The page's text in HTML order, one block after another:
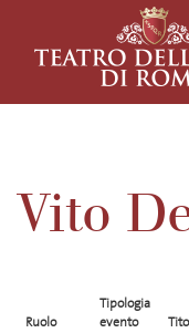
Vito
Ruolo
Tipologia
evento